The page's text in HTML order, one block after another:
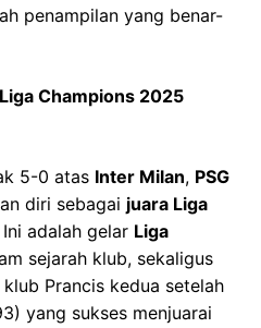
penampilan yang benar-
Champions 2025
5-0 atas Inter Milan, PSG
diri sebagai juara Liga
Ini adalah gelar Liga
sejarah klub, sekaligus
klub Prancis kedua setelah
yang sukses menjuarai